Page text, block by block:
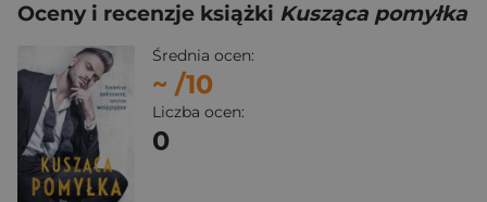
Oceny i recenzje książki Kusząca pomyłka
Średnia ocen:
~ /10
Liczba ocen:
0